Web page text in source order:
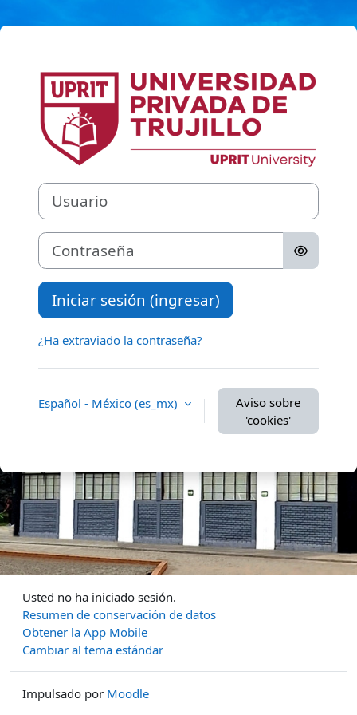
Ingresar a
Usuario
Contraseña
Iniciar sesión (ingresar)
¿Ha extraviado la contraseña?
Español - México ‎(es_mx)‎
Aviso sobre
'cookies'
Usted no ha iniciado sesión.
Resumen de conservación de datos
Obtener la App Mobile
Cambiar al tema estándar
Impulsado por Moodle